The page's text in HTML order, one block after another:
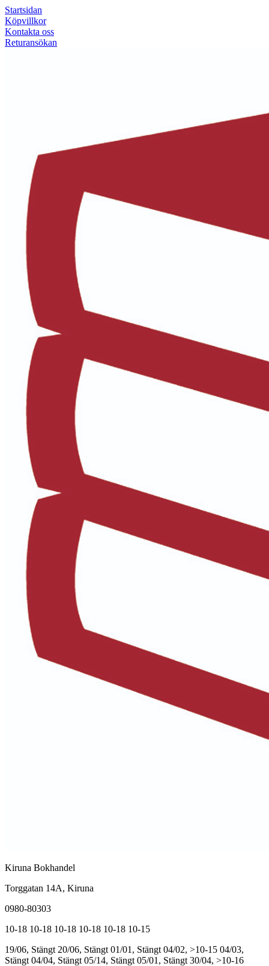
Startsidan
Köpvillkor
Kontakta oss
Returansökan
Kiruna Bokhandel
Torggatan 14A, Kiruna
0980-80303
10-18 10-18 10-18 10-18 10-18 10-15
19/06, Stängt 20/06, Stängt 01/01, Stängt 04/02, >10-15 04/03,
Stängt 04/04, Stängt 05/14, Stängt 05/01, Stängt 30/04, >10-16